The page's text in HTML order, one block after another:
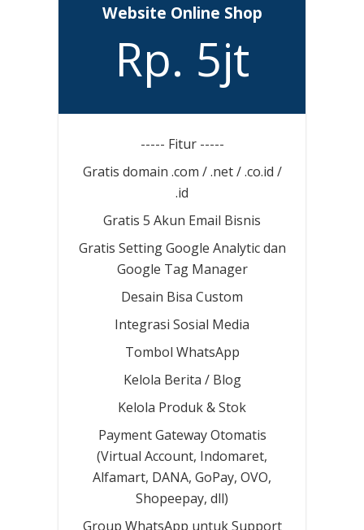
Website Online Shop
Rp. 5jt
----- Fitur -----
Gratis domain .com / .net / .co.id /
.id
Gratis 5 Akun Email Bisnis
Gratis Setting Google Analytic dan
Google Tag Manager
Desain Bisa Custom
Integrasi Sosial Media
Tombol WhatsApp
Kelola Berita / Blog
Kelola Produk & Stok
Payment Gateway Otomatis
(Virtual Account, Indomaret,
Alfamart, DANA, GoPay, OVO,
Shopeepay, dll)
Group WhatsApp untuk Support